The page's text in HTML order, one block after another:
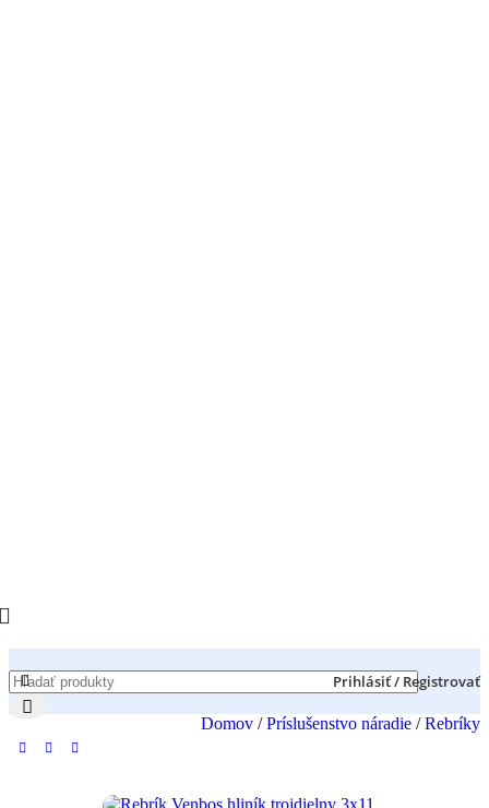
Prihlásiť / Registrovať
Domov / Príslušenstvo náradie / Rebríky